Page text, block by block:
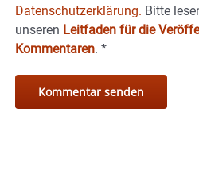
Datenschutzerklärung. Bitte
unseren Leitfaden für die
Kommentaren. *